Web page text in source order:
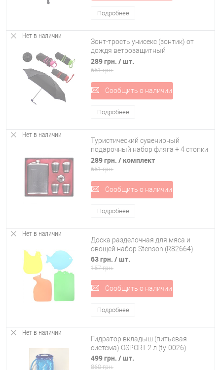
Подробнее
Нет в наличии
Зонт-трость унисекс (зонтик) от
дождя ветрозащитный
полуавтомат 90см Stenson (MK
2630)
289 грн. / шт.
651 грн.
Сообщить о наличии
Подробнее
Нет в наличии
Туристический сувенирный
подарочный набор фляга + 4 стопки
из нержавеющей стали
(нержавейки) (R86714)
289 грн. / комплект
651 грн.
Сообщить о наличии
Подробнее
Нет в наличии
Доска разделочная для мяса и
овощей набор Stenson (R82664)
63 грн. / шт.
157 грн.
Сообщить о наличии
Подробнее
Нет в наличии
Гидратор вкладыш (питьевая
система) OSPORT 2 л (ty-0026)
499 грн. / шт.
860 грн.